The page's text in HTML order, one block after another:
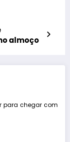
almoço
para chegar com